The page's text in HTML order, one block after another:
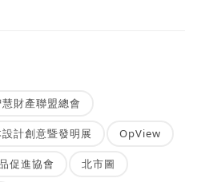
財產聯盟總會
設計創意暨發明展 OpView
促進協會 北市圖